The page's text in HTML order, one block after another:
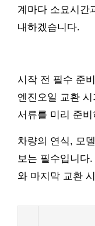
계마다 소요시간
내하겠습니다.
시작 전 필수 준
엔진오일 교환
서류를 미리 준비
차량의 연식, 모
보는 필수입니다
와 마지막 교환